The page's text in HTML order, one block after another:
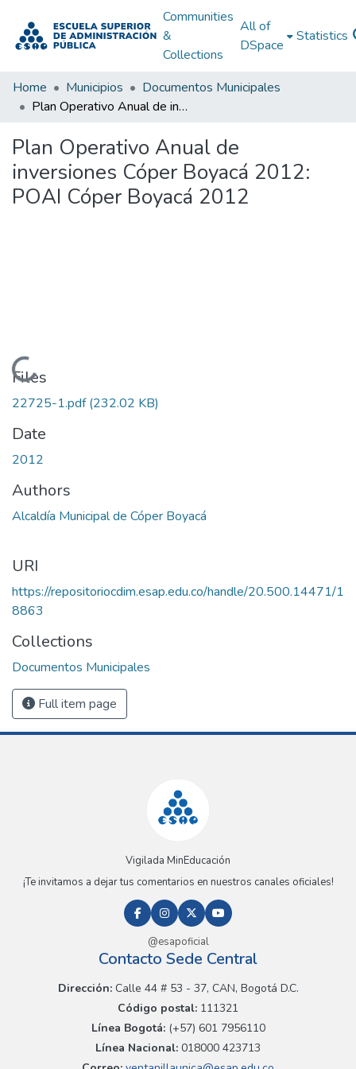
Communities
&
Collections
All of
DSpace
Statistics
Home Municipios
Documentos Municipales
Plan Operativo Anual de inversiones Cóper Boyacá 2012: POAI Cóper Boyacá 2012
Plan Operativo Anual de
inversiones Cóper Boyacá 2012:
POAI Cóper Boyacá 2012
Loading...
Files
22725-1.pdf(232.02 KB)
Date
2012
Authors
Alcaldía Municipal de Cóper Boyacá
URI
https://repositoriocdim.esap.edu.co/handle/20.500.14471/1
8863
Collections
Documentos Municipales
Full item page
Vigilada MinEducación
¡Te invitamos a dejar tus comentarios en nuestros canales oficiales!
@esapoficial
Contacto Sede Central
Dirección:Calle 44 # 53 - 37, CAN, Bogotá D.C.
Código postal: 111321
Línea Bogotá:(+57) 601 7956110
Línea Nacional: 018000 423713